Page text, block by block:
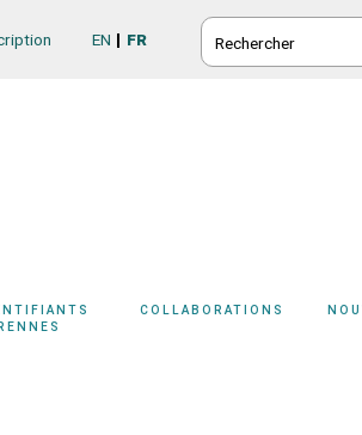
RECHERCHER
EN FR
COLLABORATIONS